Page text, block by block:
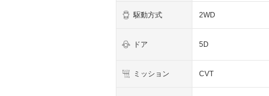
駆動方式 2WD
ドア 5D
ミッション CVT